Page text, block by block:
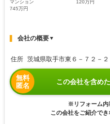
マンション
745万円
120万円
会社の概要▼
住所 茨城県取手市東６－７２－２
無料
匿名
この会社を含め
※リフォーム内
この会社をご紹介でき